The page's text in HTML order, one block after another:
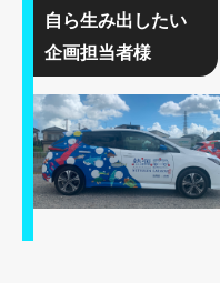
自ら生み出したい
企画担当者様